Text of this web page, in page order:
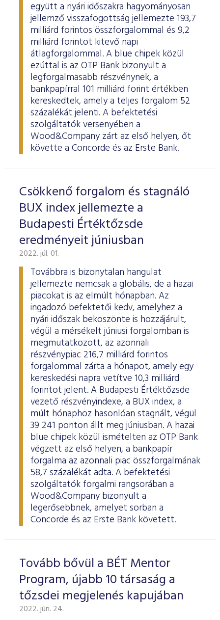
együtt a nyári időszakra hagyományosan
jellemző visszafogottság jellemezte 193,7
milliárd forintos összforgalommal és 9,2
milliárd forintot kitevő napi
átlagforgalommal. A blue chipek közül
ezúttal is az OTP Bank bizonyult a
legforgalmasabb részvénynek, a
bankpapírral 101 milliárd forint értékben
kereskedtek, amely a teljes forgalom 52
százalékát jelenti. A befektetési
szolgáltatók versenyében a
Wood&Company zárt az első helyen, őt
követte a Concorde és az Erste Bank.
Csökkenő forgalom és stagnáló
BUX index jellemezte a
Budapesti Értéktőzsde
eredményeit júniusban
2022. júl. 01.
Továbbra is bizonytalan hangulat
jellemezte nemcsak a globális, de a hazai
piacokat is az elmúlt hónapban. Az
ingadozó befektetői kedv, amelyhez a
nyári időszak beköszönte is hozzájárult,
végül a mérsékelt júniusi forgalomban is
megmutatkozott, az azonnali
részvénypiac 216,7 milliárd forintos
forgalommal zárta a hónapot, amely egy
kereskedési napra vetítve 10,3 milliárd
forintot jelent. A Budapesti Értéktőzsde
vezető részvényindexe, a BUX index, a
múlt hónaphoz hasonlóan stagnált, végül
39 241 ponton állt meg júniusban. A hazai
blue chipek közül ismételten az OTP Bank
végzett az első helyen, a bankpapír
forgalma az azonnali piac összforgalmának
58,7 százalékát adta. A befektetési
szolgáltatók forgalmi rangsorában a
Wood&Company bizonyult a
legerősebbnek, amelyet sorban a
Concorde és az Erste Bank követett.
Tovább bővül a BÉT Mentor
Program, újabb 10 társaság a
tőzsdei megjelenés kapujában
2022. jún. 24.